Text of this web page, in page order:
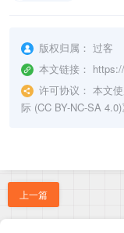
版权归属： 过客
本文链接：
许可协议： 本文
际 (CC BY-NC-SA 4.0)
上一篇